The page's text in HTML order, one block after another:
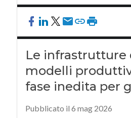
Le infrastrutture
modelli
fase inedita per
Pubblicato il 6 mag 2026